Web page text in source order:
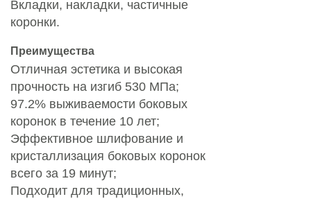
Вкладки, накладки, частичные
коронки.
Преимущества
Отличная эстетика и высокая
прочность на изгиб 530 МПа;
97.2% выживаемости боковых
коронок в течение 10 лет;
Эффективное шлифование и
кристаллизация боковых коронок
всего за 19 минут;
Подходит для традиционных,